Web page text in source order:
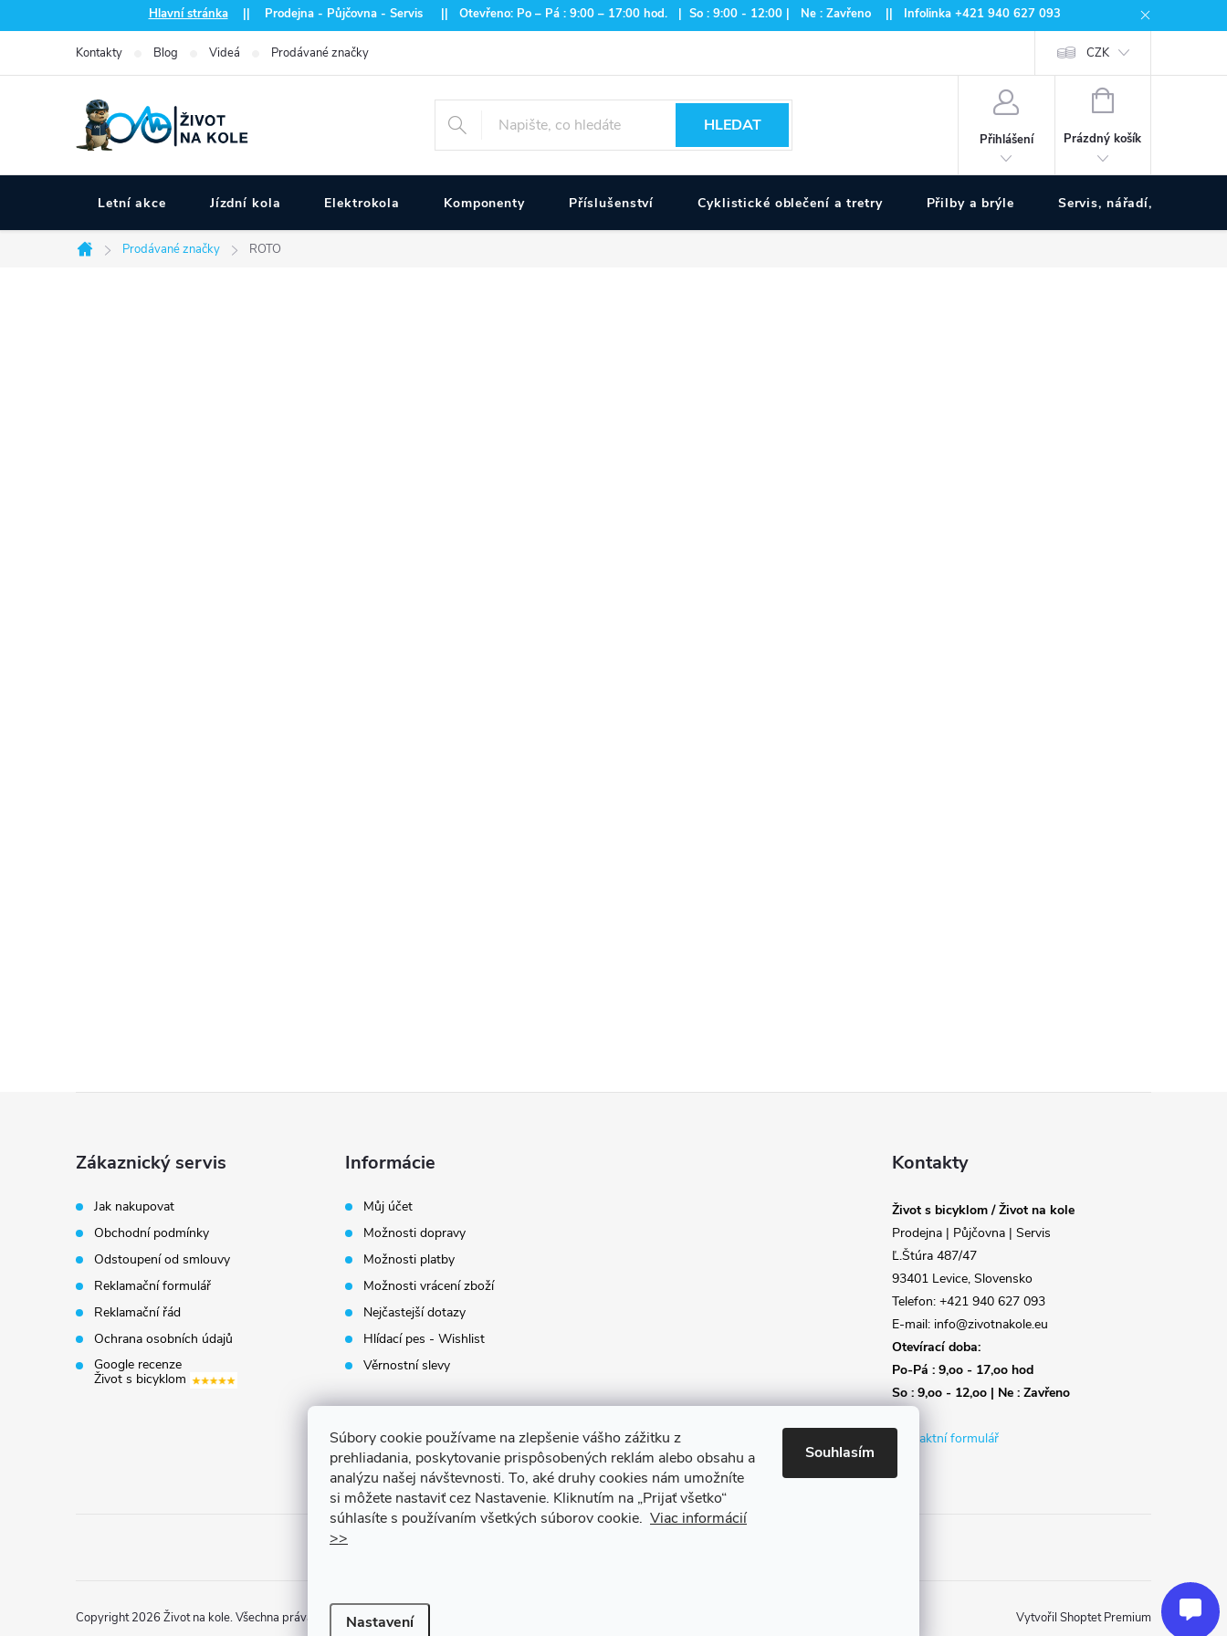
Súbory cookie používame na zlepšenie vášho zážitku z
prehliadania, poskytovanie prispôsobených reklám alebo obsahu a
analýzu našej návštevnosti. To, aké druhy cookies nám umožníte
si môžete nastaviť cez Nastavenie. Kliknutím na „Prijať všetko“
súhlasíte s používaním všetkých súborov cookie. Viac informácií
>>
Nastavení
Souhlasím
na
Hlavní stránka|| Prodejna - Půjčovna - Servis || Otevřeno: Po – Pá : 9:00 – 17:00 hod. | So : 9:00 - 12:00 | Ne : Zavřeno || Infolinka +421 940 627 093
Kontakty Blog Videá Prodávané značky CZK
HLEDAT
Přihlášení
NÁKUPNÍ
Prázdný košík
Letní akce Jízdní kola Elektrokola Komponenty Příslušenství Cyklistické oblečení a tretry Přilby a brýle Servis, nářadí, pumpy
Domů
Prodávané značky ROTO
Zákaznický servis
Jak nakupovat
Obchodní podmínky
Odstoupení od smlouvy
Reklamační formulář
Reklamační řád
Ochrana osobních údajů
Google recenze
Život s bicyklom
Informácie
Můj účet
Možnosti dopravy
Možnosti platby
Možnosti vrácení zboží
Nejčastejší dotazy
Hlídací pes - Wishlist
Věrnostní slevy
Kontakty
Život s bicyklom / Život na kole
Prodejna | Půjčovna | Servis
Ľ.Štúra 487/47
93401 Levice, Slovensko
Telefon: +421 940 627 093
E-mail: info@zivotnakole.eu
Otevírací doba:
Po-Pá : 9,oo - 17,oo hod
So : 9,oo - 12,oo | Ne : Zavřeno
Kontaktní formulář
Vytvořil Shoptet Premium
Copyright 2026 Život na kole. Všechna práva vyhrazena.Upravit nastavení cookies
Poslat